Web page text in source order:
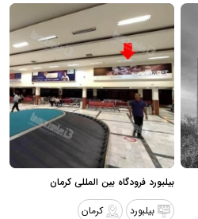
بیلبورد فرودگاه بین المللی کرمان
بیلبورد
کرمان